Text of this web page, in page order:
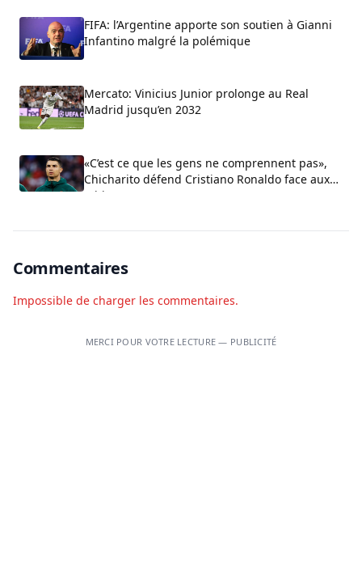
FIFA: l’Argentine apporte son soutien à Gianni
Infantino malgré la polémique
Mercato: Vinicius Junior prolonge au Real
Madrid jusqu’en 2032
«C’est ce que les gens ne comprennent pas»,
Chicharito défend Cristiano Ronaldo face aux
critiques sur son arrogance
Commentaires
Impossible de charger les commentaires.
MERCI POUR VOTRE LECTURE — PUBLICITÉ